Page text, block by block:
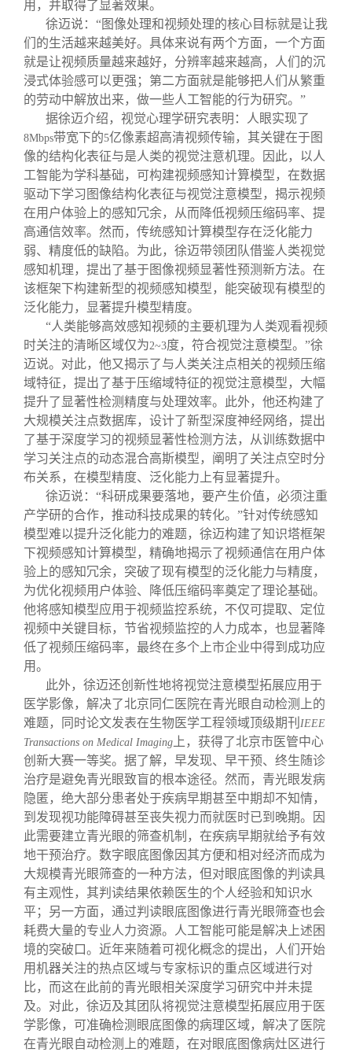
用，并取得了显著效果。
徐迈说：“图像处理和视频处理的核心目标就是让我
们的生活越来越美好。具体来说有两个方面，一个方面
就是让视频质量越来越好，分辨率越来越高，人们的沉
浸式体验感可以更强；第二方面就是能够把人们从繁重
的劳动中解放出来，做一些人工智能的行为研究。”
据徐迈介绍，视觉心理学研究表明：人眼实现了
8Mbps带宽下的5亿像素超高清视频传输，其关键在于图
像的结构化表征与是人类的视觉注意机理。因此，以人
工智能为学科基础，可构建视频感知计算模型，在数据
驱动下学习图像结构化表征与视觉注意模型，揭示视频
在用户体验上的感知冗余，从而降低视频压缩码率、提
高通信效率。然而，传统感知计算模型存在泛化能力
弱、精度低的缺陷。为此，徐迈带领团队借鉴人类视觉
感知机理，提出了基于图像视频显著性预测新方法。在
该框架下构建新型的视频感知模型，能突破现有模型的
泛化能力，显著提升模型精度。
“人类能够高效感知视频的主要机理为人类观看视频
时关注的清晰区域仅为2~3度，符合视觉注意模型。”徐
迈说。对此，他又揭示了与人类关注点相关的视频压缩
域特征，提出了基于压缩域特征的视觉注意模型，大幅
提升了显著性检测精度与处理效率。此外，他还构建了
大规模关注点数据库，设计了新型深度神经网络，提出
了基于深度学习的视频显著性检测方法，从训练数据中
学习关注点的动态混合高斯模型，阐明了关注点空时分
布关系，在模型精度、泛化能力上有显著提升。
徐迈说：“科研成果要落地，要产生价值，必须注重
产学研的合作，推动科技成果的转化。”针对传统感知
模型难以提升泛化能力的难题，徐迈构建了知识塔框架
下视频感知计算模型，精确地揭示了视频通信在用户体
验上的感知冗余，突破了现有模型的泛化能力与精度，
为优化视频用户体验、降低压缩码率奠定了理论基础。
他将感知模型应用于视频监控系统，不仅可提取、定位
视频中关键目标，节省视频监控的人力成本，也显著降
低了视频压缩码率，最终在多个上市企业中得到成功应
用。
此外，徐迈还创新性地将视觉注意模型拓展应用于
医学影像，解决了北京同仁医院在青光眼自动检测上的
难题，同时论文发表在生物医学工程领域顶级期刊 IEEE
Transactions on Medical Imaging 上，获得了北京市医管中心
创新大赛一等奖。据了解，早发现、早干预、终生随诊
治疗是避免青光眼致盲的根本途径。然而，青光眼发病
隐匿，绝大部分患者处于疾病早期甚至中期却不知情，
到发现视功能障碍甚至丧失视力而就医时已到晚期。因
此需要建立青光眼的筛查机制，在疾病早期就给予有效
地干预治疗。数字眼底图像因其方便和相对经济而成为
大规模青光眼筛查的一种方法，但对眼底图像的判读具
有主观性，其判读结果依赖医生的个人经验和知识水
平；另一方面，通过判读眼底图像进行青光眼筛查也会
耗费大量的专业人力资源。人工智能可能是解决上述困
境的突破口。近年来随着可视化概念的提出，人们开始
用机器关注的热点区域与专家标识的重点区域进行对
比，而这在此前的青光眼相关深度学习研究中并未提
及。对此，徐迈及其团队将视觉注意模型拓展应用于医
学影像，可准确检测眼底图像的病理区域，解决了医院
在青光眼自动检测上的难题，在对眼底图像病灶区进行